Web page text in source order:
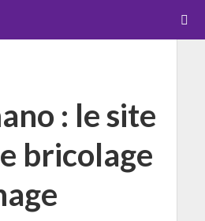
: le site
bricolage